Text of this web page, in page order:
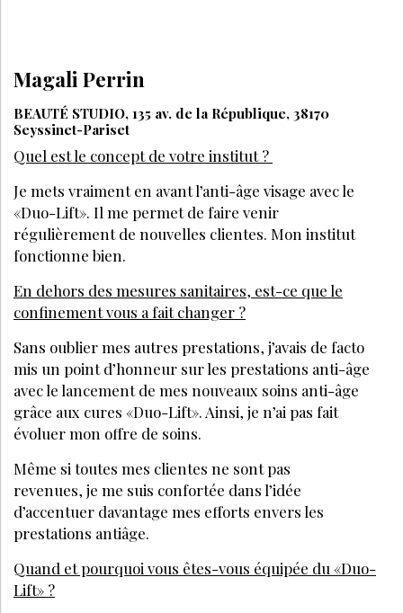
Magali Perrin
BEAUTÉ STUDIO, 135 av. de la République, 38170
Seyssinet-Pariset
Quel est le concept de votre institut ?
Je mets vraiment en avant l’anti-âge visage avec le
«Duo-Lift». Il me permet de faire venir
régulièrement de nouvelles clientes. Mon institut
fonctionne bien.
En dehors des mesures sanitaires, est-ce que le
confinement vous a fait changer ?
Sans oublier mes autres prestations, j’avais de facto
mis un point d’honneur sur les prestations anti-âge
avec le lancement de mes nouveaux soins anti-âge
grâce aux cures «Duo-Lift». Ainsi, je n’ai pas fait
évoluer mon offre de soins.
Même si toutes mes clientes ne sont pas
revenues, je me suis confortée dans l’idée
d’accentuer davantage mes efforts envers les
prestations antiâge.
Quand et pourquoi vous êtes-vous équipée du «Duo-
Lift» ?